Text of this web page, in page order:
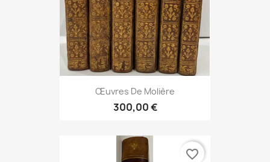
Œuvres De Molière
300,00 €
favorite_border